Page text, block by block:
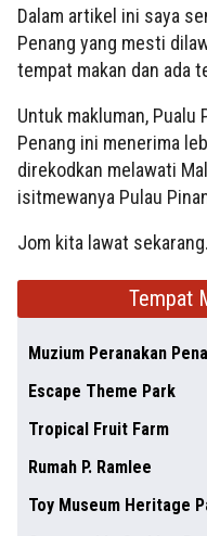
Dalam artikel ini saya
Penang yang mesti
tempat makan dan ada
Untuk makluman, Pualu
Penang ini menerima
direkodkan melawati
isitmewanya Pulau
Jom kita lawat sekarang.
Tempat
Muzium Peranakan
Escape Theme Park
Tropical Fruit Farm
Rumah P. Ramlee
Toy Museum Heritage